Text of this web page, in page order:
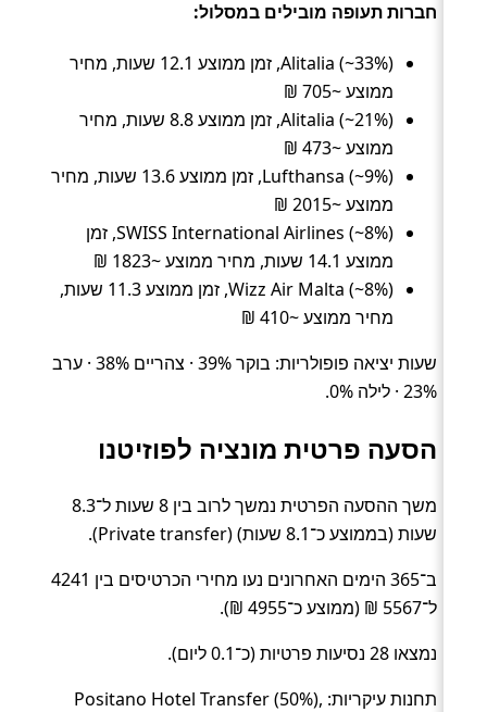
חברות תעופה מובילים במסלול:
Alitalia (~33%), זמן ממוצע 12.1 שעות, מחיר
ממוצע ~705 ₪
Alitalia (~21%), זמן ממוצע 8.8 שעות, מחיר
ממוצע ~473 ₪
Lufthansa (~9%), זמן ממוצע 13.6 שעות, מחיר
ממוצע ~2015 ₪
SWISS International Airlines (~8%), זמן
ממוצע 14.1 שעות, מחיר ממוצע ~1823 ₪
Wizz Air Malta (~8%), זמן ממוצע 11.3 שעות,
מחיר ממוצע ~410 ₪
שעות יציאה פופולריות: בוקר 39% · צהריים 38% · ערב
23% · לילה 0%.
הסעה פרטית מונציה לפוזיטנו
משך ההסעה הפרטית נמשך לרוב בין 8 שעות ל־8.3
שעות (בממוצע כ־8.1 שעות) (Private transfer).
ב־365 הימים האחרונים נעו מחירי הכרטיסים בין 4241
ל־5567 ₪ (ממוצע כ־4955 ₪).
נמצאו 28 נסיעות פרטיות (כ־0.1 ליום).
תחנות עיקריות: Positano Hotel Transfer (50%),